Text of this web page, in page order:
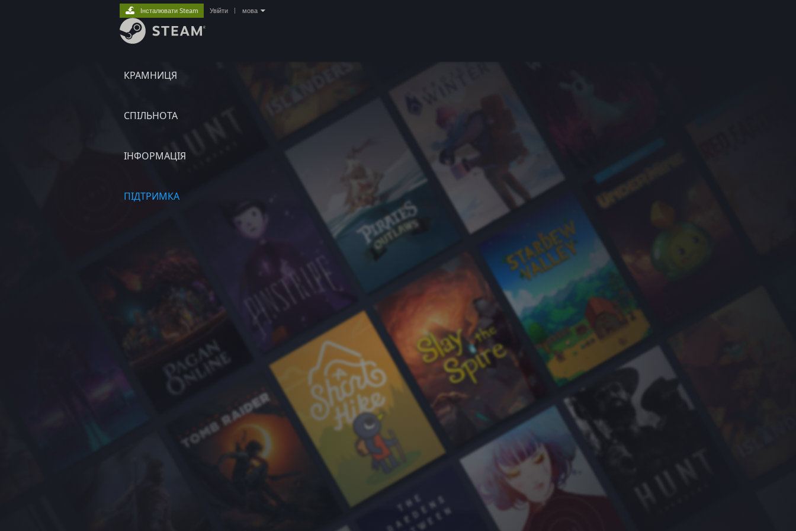
КРАМНИЦЯ
СПІЛЬНОТА
ІНФОРМАЦІЯ
ПІДТРИМКА
Інсталювати Steam Увійти мова